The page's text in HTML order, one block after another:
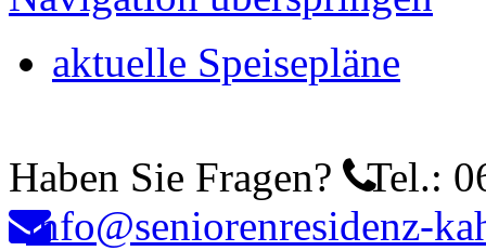
aktuelle Speisepläne
Haben Sie Fragen? Tel.:
info@seniorenresidenz-